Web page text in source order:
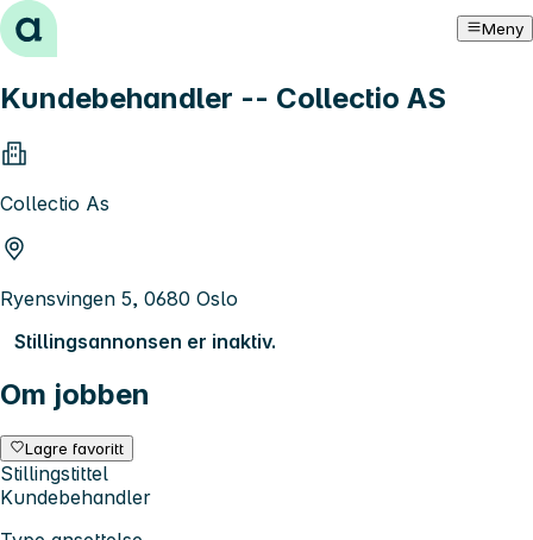
Hopp til innhold Meny
Kundebehandler -- Collectio AS
Collectio As
Ryensvingen 5, 0680 Oslo
Stillingsannonsen er inaktiv.
Om jobben
Lagre favoritt
Stillingstittel
Kundebehandler